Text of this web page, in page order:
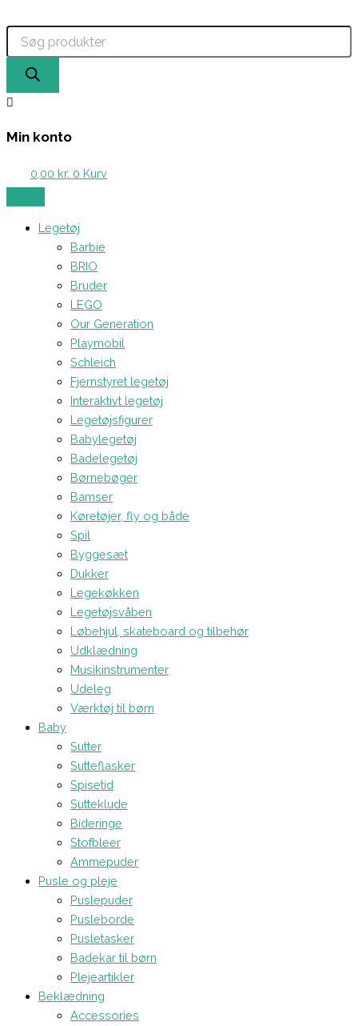
til
indholdet
search
Min konto
0,00 kr. 0 Kurv
Legetøj
Barbie
BRIO
Bruder
LEGO
Our Generation
Playmobil
Schleich
Fjernstyret legetøj
Interaktivt legetøj
Legetøjsfigurer
Babylegetøj
Badelegetøj
Børnebøger
Bamser
Køretøjer, fly og både
Spil
Byggesæt
Dukker
Legekøkken
Legetøjsvåben
Løbehjul, skateboard og tilbehør
Udklædning
Musikinstrumenter
Udeleg
Værktøj til børn
Baby
Sutter
Sutteflasker
Spisetid
Sutteklude
Bideringe
Stofbleer
Ammepuder
Pusle og pleje
Puslepuder
Pusleborde
Pusletasker
Badekar til børn
Plejeartikler
Beklædning
Accessories
-
Urskiven
antal